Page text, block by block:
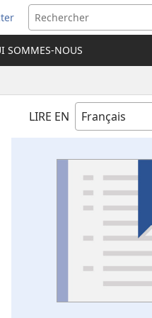
SOMMES-NOUS
LIRE EN